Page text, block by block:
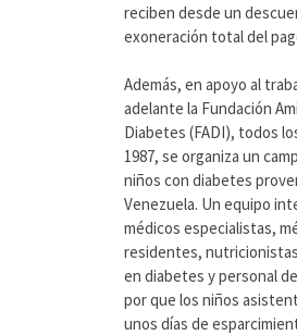
reciben desde un
exoneración total del
Además, en apoyo al
adelante la Fundación
Diabetes (FADI), todos
1987, se organiza un
niños con diabetes
Venezuela. Un equipo
médicos especialistas,
residentes,
en diabetes y personal
por que los niños
unos días de